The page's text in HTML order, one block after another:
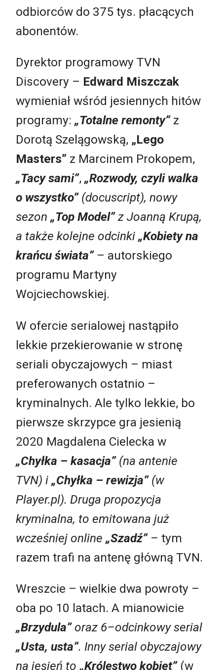
odbiorców do 375 tys. płacących
abonentów.
Dyrektor programowy TVN
Discovery – Edward Miszczak
wymieniał wśród jesiennych hitów
programy: „Totalne remonty”z
Dorotą Szelągowską, „Lego
Masters” z Marcinem Prokopem,
„Tacy sami”, „Rozwody, czyli walka
o wszystko”(docuscript), nowy
sezon „Top Model”z Joanną Krupą,
a także kolejne odcinki „Kobiety na
krańcu świata”– autorskiego
programu Martyny
Wojciechowskiej.
W ofercie serialowej nastąpiło
lekkie przekierowanie w stronę
seriali obyczajowych – miast
preferowanych ostatnio –
kryminalnych. Ale tylko lekkie, bo
pierwsze skrzypce gra jesienią
2020 Magdalena Cielecka w
„Chyłka – kasacja”(na antenie
TVN) i „Chyłka – rewizja”(w
Player.pl). Druga propozycja
kryminalna, to emitowana już
wcześniej online „Szadź”– tym
razem trafi na antenę główną TVN.
Wreszcie – wielkie dwa powroty –
oba po 10 latach. A mianowicie
„Brzydula”oraz 6–odcinkowy serial
„Usta, usta”. Inny serial obyczajowy
na jesień to „Królestwo kobiet”(w